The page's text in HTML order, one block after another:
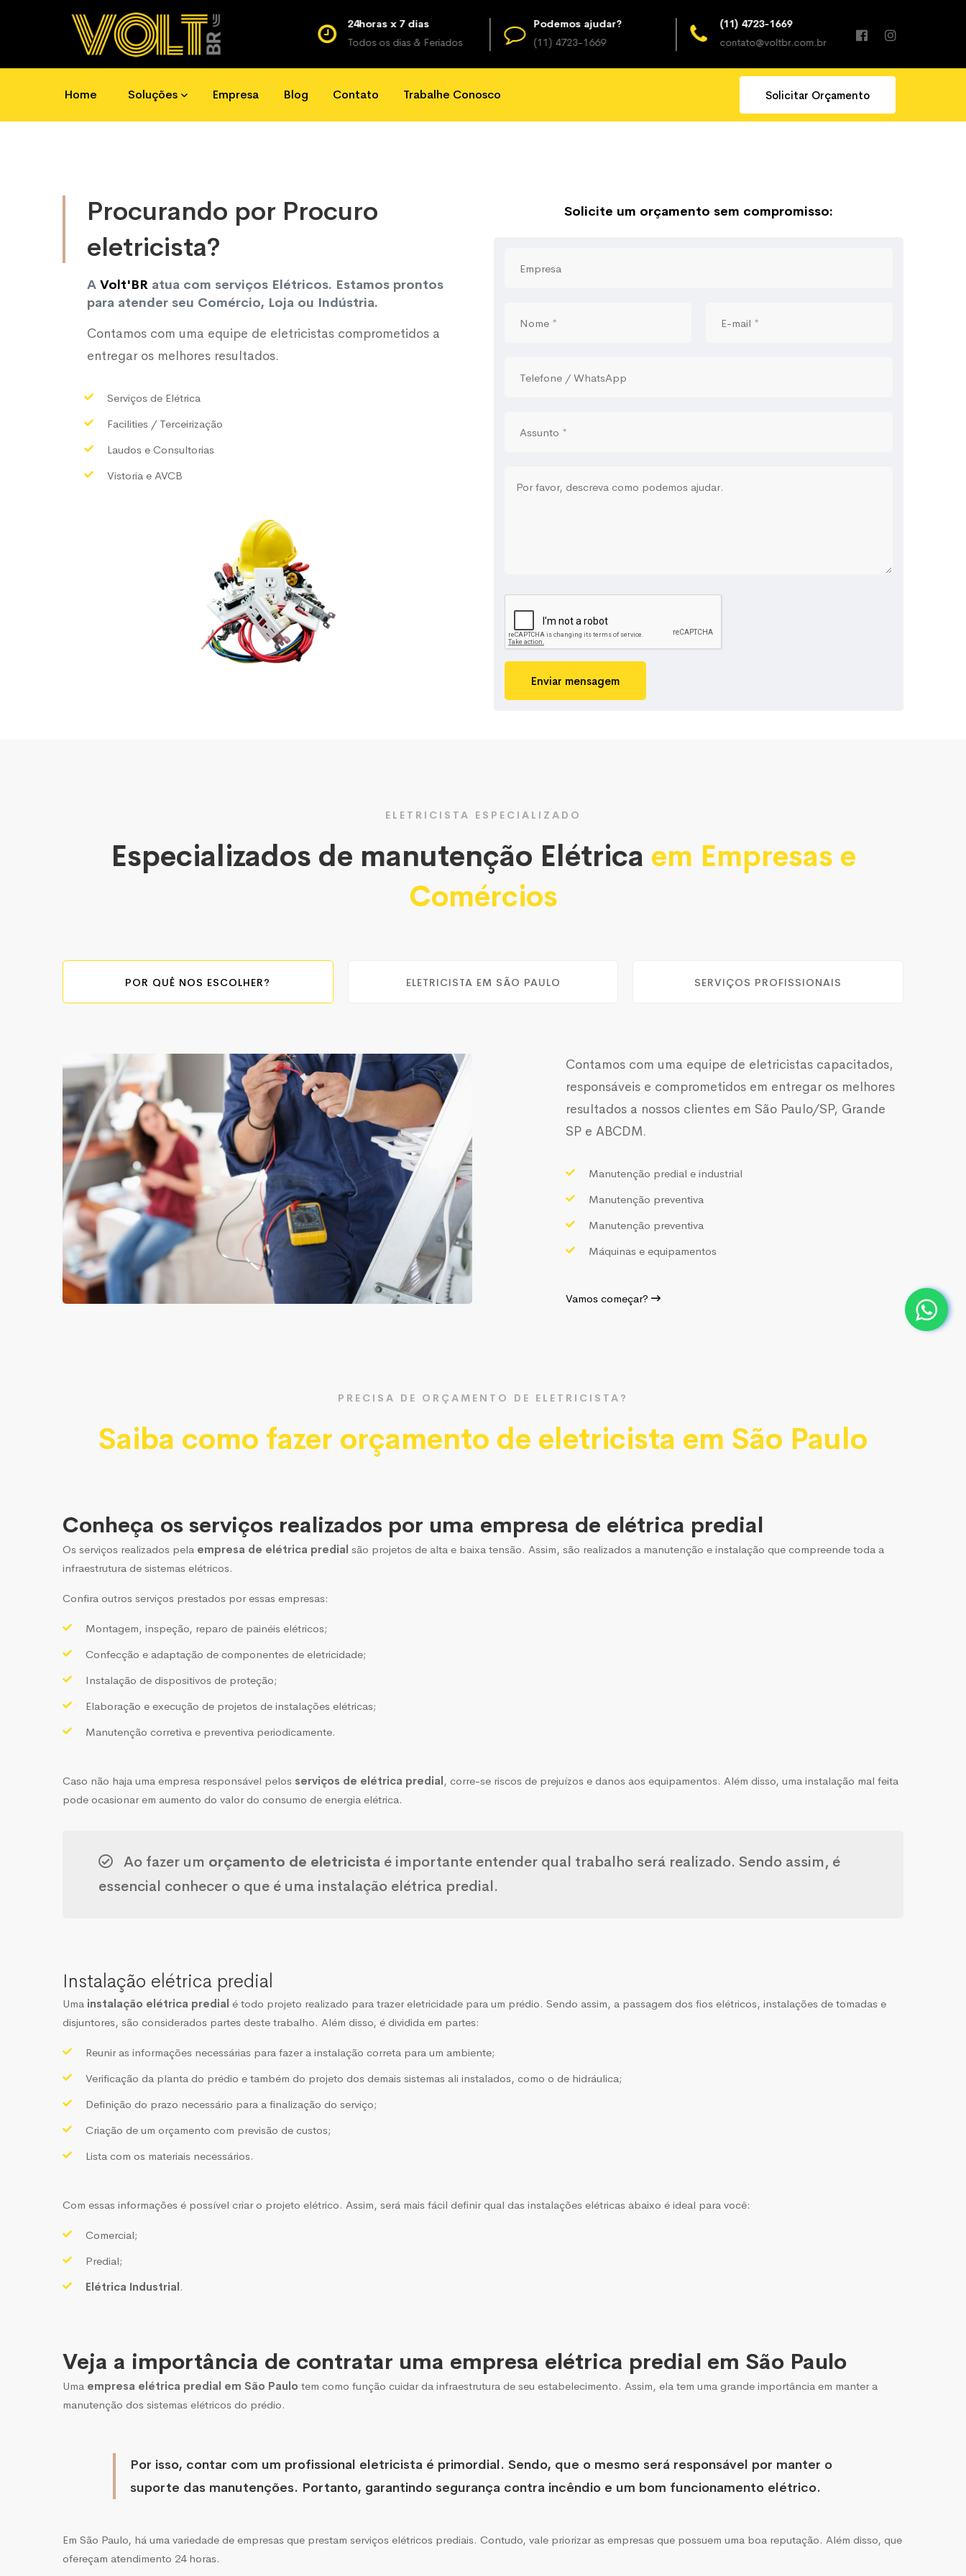
(11) 4723-1669
contato@voltbr.com.br
24horas x 7 dias
Todos os dias & Feriados
Podemos ajudar?
(11) 4723-1669
(11) 4723-1669
contato@voltbr.com.br
Home Soluções Empresa Blog Contato Trabalhe Conosco Solicitar Orçamento
Procurando por Procuro
eletricista?
A Volt'BR atua com serviços Elétricos. Estamos prontos
para atender seu Comércio, Loja ou Indústria.
Contamos com uma equipe de eletricistas comprometidos a
entregar os melhores resultados.
Serviços de Elétrica
Facilities / Terceirização
Laudos e Consultorias
Vistoria e AVCB
Solicite um orçamento sem compromisso:
Enviar mensagem
ELETRICISTA ESPECIALIZADO
Especializados de manutenção Elétrica em Empresas e
Comércios
POR QUÊ NOS ESCOLHER? ELETRICISTA EM SÃO PAULO SERVIÇOS PROFISSIONAIS
Contamos com uma equipe de eletricistas capacitados,
responsáveis e comprometidos em entregar os melhores
resultados a nossos clientes em São Paulo/SP, Grande
SP e ABCDM.
Manutenção predial e industrial
Manutenção preventiva
Manutenção preventiva
Máquinas e equipamentos
Vamos começar?
PRECISA DE ORÇAMENTO DE ELETRICISTA?
Saiba como fazer orçamento de eletricista em São Paulo
Conheça os serviços realizados por uma empresa de elétrica predial
Os serviços realizados pela empresa de elétrica predial são projetos de alta e baixa tensão. Assim, são realizados a manutenção e instalação que compreende toda a
infraestrutura de sistemas elétricos.
Confira outros serviços prestados por essas empresas:
Montagem, inspeção, reparo de painéis elétricos;
Confecção e adaptação de componentes de eletricidade;
Instalação de dispositivos de proteção;
Elaboração e execução de projetos de instalações elétricas;
Manutenção corretiva e preventiva periodicamente.
Caso não haja uma empresa responsável pelos serviços de elétrica predial, corre-se riscos de prejuízos e danos aos equipamentos. Além disso, uma instalação mal feita
pode ocasionar em aumento do valor do consumo de energia elétrica.
Ao fazer um orçamento de eletricista é importante entender qual trabalho será realizado. Sendo assim, é
essencial conhecer o que é uma instalação elétrica predial.
Instalação elétrica predial
Uma instalação elétrica predial é todo projeto realizado para trazer eletricidade para um prédio. Sendo assim, a passagem dos fios elétricos, instalações de tomadas e
disjuntores, são considerados partes deste trabalho. Além disso, é dividida em partes:
Reunir as informações necessárias para fazer a instalação correta para um ambiente;
Verificação da planta do prédio e também do projeto dos demais sistemas ali instalados, como o de hidráulica;
Definição do prazo necessário para a finalização do serviço;
Criação de um orçamento com previsão de custos;
Lista com os materiais necessários.
Com essas informações é possível criar o projeto elétrico. Assim, será mais fácil definir qual das instalações elétricas abaixo é ideal para você:
Comercial;
Predial;
Elétrica Industrial.
Veja a importância de contratar uma empresa elétrica predial em São Paulo
Uma empresa elétrica predial em São Paulo tem como função cuidar da infraestrutura de seu estabelecimento. Assim, ela tem uma grande importância em manter a
manutenção dos sistemas elétricos do prédio.
Por isso, contar com um profissional eletricista é primordial. Sendo, que o mesmo será responsável por manter o
suporte das manutenções. Portanto, garantindo segurança contra incêndio e um bom funcionamento elétrico.
Em São Paulo, há uma variedade de empresas que prestam serviços elétricos prediais. Contudo, vale priorizar as empresas que possuem uma boa reputação. Além disso, que
ofereçam atendimento 24 horas.